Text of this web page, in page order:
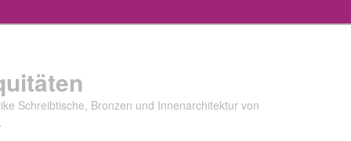
Schreibtische, Bronzen und Innenarchitektur von